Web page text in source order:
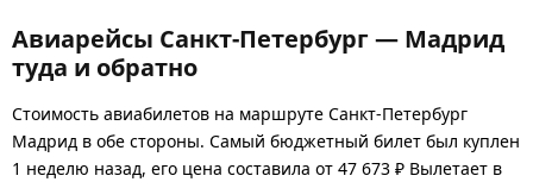
Авиарейсы Санкт-Петербург — Мадрид
туда и обратно
Стоимость авиабилетов на маршруте Санкт-Петербург
Мадрид в обе стороны. Самый бюджетный билет был куплен
1 неделю назад, его цена составила от 47 673 ₽ Вылетает в